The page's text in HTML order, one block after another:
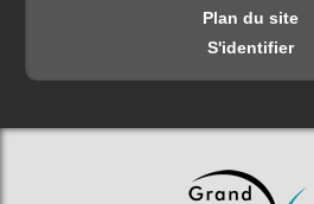
Plan du site
S'identifier